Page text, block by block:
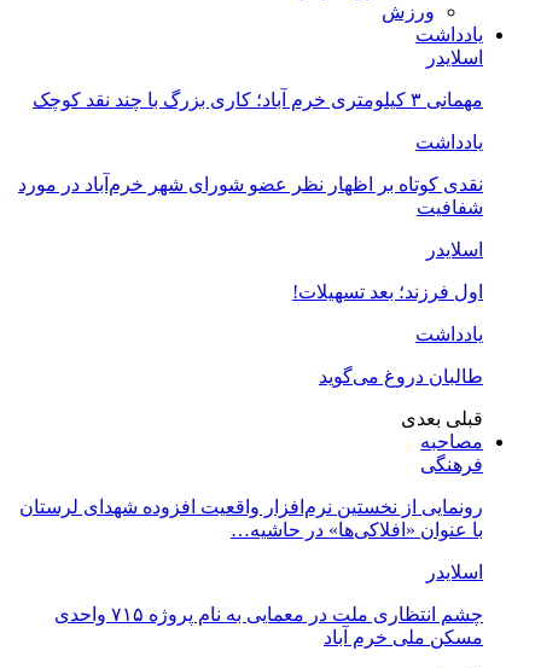
ورزش
یادداشت
اسلایدر
مهمانی ۳ کیلومتری خرم آباد؛ کاری بزرگ با چند نقد کوچک
یادداشت
نقدی کوتاه بر اظهار نظر عضو شورای شهر خرم‌آباد در مورد
شفافیت
اسلایدر
اول فرزند؛ بعد تسهیلات!
یادداشت
طالبان دروغ می‌گوید
قبلی بعدی
مصاحبه
فرهنگی
رونمایی از نخستین نرم‌افزار واقعیت افزوده شهدای لرستان
با عنوان «افلاکی‌ها» در حاشیه…
اسلایدر
چشم انتظاری ملت در معمایی به نام پروژه ۷۱۵ واحدی
مسکن ملی خرم آباد